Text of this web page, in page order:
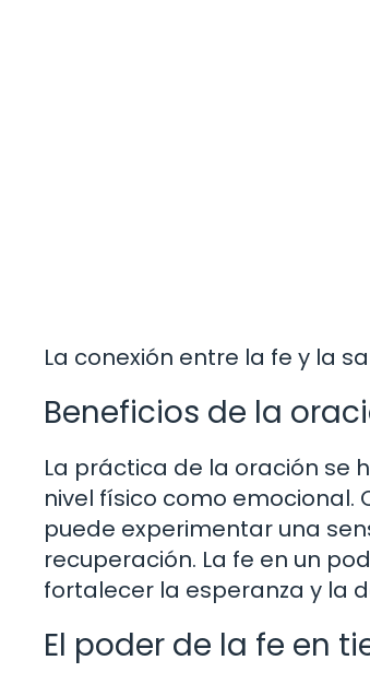
La conexión entre la fe y la
Beneficios de la
La práctica de la oración se
nivel físico como
puede experimentar una
recuperación. La fe en un
fortalecer la esperanza y la
El poder de la fe en